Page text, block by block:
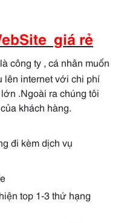
giá rẻ
công ty , cá nhân muốn
lên internet với chi phí
.Ngoài ra chúng tôi
khách hàng.
kèm dịch vụ
top 1-3 thứ hạng